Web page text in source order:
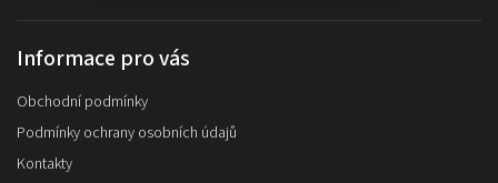
Informace pro vás
Obchodní podmínky
Podmínky ochrany osobních údajů
Kontakty